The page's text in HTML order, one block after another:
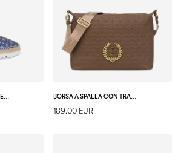
ESPADRILLAS HERITAGE DENIM JACQUARD BLU/MARRONE BORSA A SPALLA CON TRACOLLA REGOLABILE HERITAGE LOGO EMBOSSED MARRONE
189.00 EUR